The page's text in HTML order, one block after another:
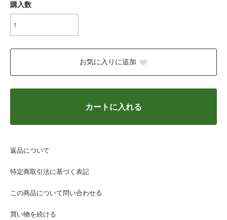
購入数
お気に入りに追加
カートに入れる
返品について
特定商取引法に基づく表記
この商品について問い合わせる
買い物を続ける